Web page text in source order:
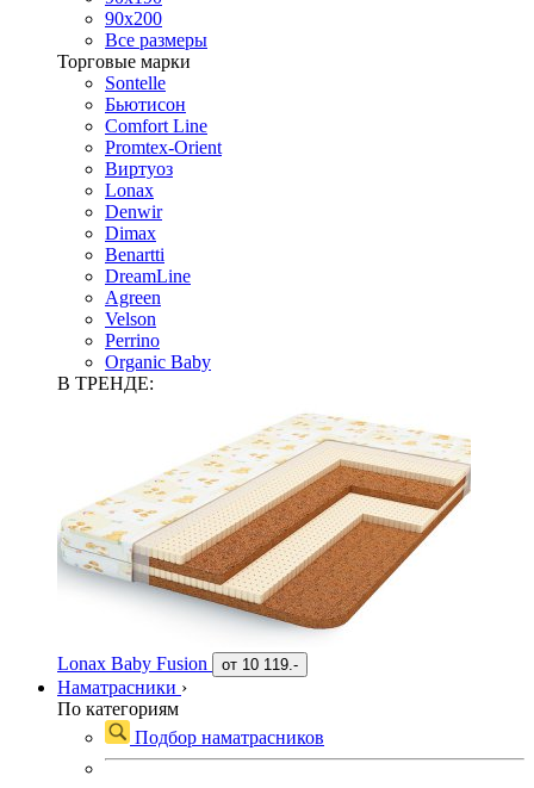
90х200
Все размеры
Торговые марки
Sontelle
Бьютисон
Comfort Line
Promtex-Orient
Виртуоз
Lonax
Denwir
Dimax
Benartti
DreamLine
Agreen
Velson
Perrino
Organic Baby
В ТРЕНДЕ:
Lonax Baby Fusion от 10 119.-
Наматрасники ›
По категориям
Подбор наматрасников